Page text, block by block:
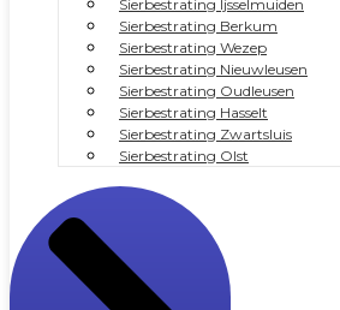
Sierbestrating Ijsselmuiden
Sierbestrating Berkum
Sierbestrating Wezep
Sierbestrating Nieuwleusen
Sierbestrating Oudleusen
Sierbestrating Hasselt
Sierbestrating Zwartsluis
Sierbestrating Olst